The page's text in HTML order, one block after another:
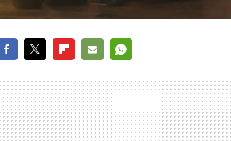
MAIL